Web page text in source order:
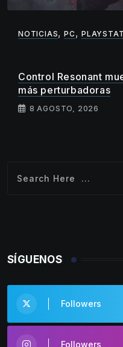
NOTICIAS,PC,
Control Resonant
más perturbadoras
8 AGOSTO, 2026
SÍGUENOS
Followers
Followers